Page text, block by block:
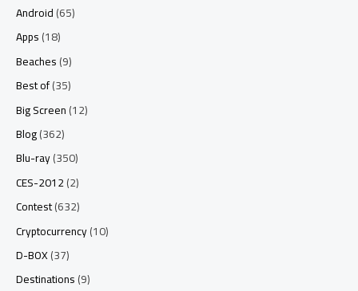
Android(65)
Apps(18)
Beaches(9)
Best of(35)
Big Screen(12)
Blog(362)
Blu-ray(350)
CES-2012(2)
Contest(632)
Cryptocurrency(10)
D-BOX(37)
Destinations(9)